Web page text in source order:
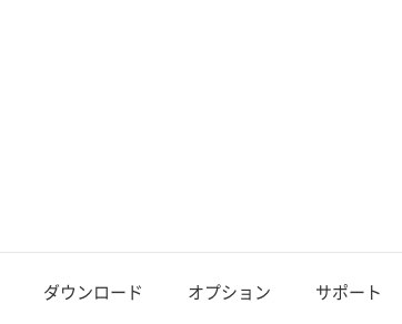
ダウンロード オプション サポート